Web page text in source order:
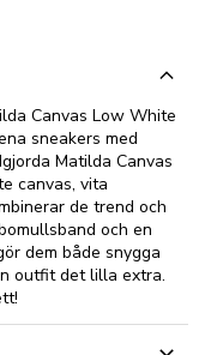
Canvas Low White
sneakers med
Matilda Canvas
canvas, vita
de trend och
och en
dem både snygga
outfit det lilla extra.